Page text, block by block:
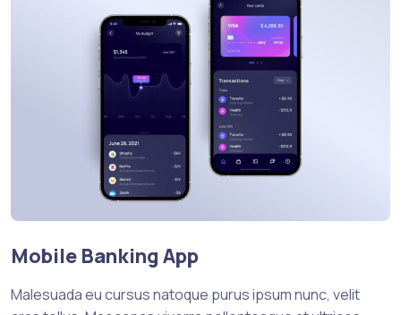
Mobile Banking App
Malesuada eu cursus natoque purus ipsum nunc, velit